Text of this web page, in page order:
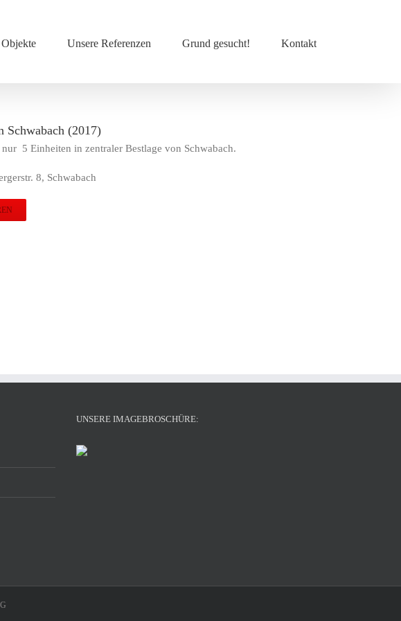
Unsere Referenzen Grund gesucht! Kontakt
Schwabach (2017)
5 Einheiten in zentraler Bestlage von Schwabach.
8, Schwabach
UNSERE IMAGEBROSCHÜRE: